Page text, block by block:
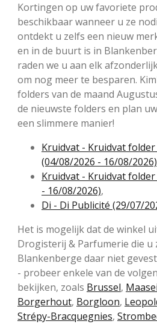
Kortingen op uw favoriete
beschikbaar wanneer u ze
ontdekt u zelfs een nieuw
en in de buurt is in
raden we u aan elk
om nog meer te besparen.
folders van de maand
de nieuwste folders en plan
een slimmere manier!
Kruidvat - Kruidvat folder
(04/08/2026 - 16/08/2026)
Kruidvat - Kruidvat
- 16/08/2026),
Di - Di Publicité (29/07/
Het is mogelijk dat de winkel
Drogisterij & Parfumerie die u
Blankenberge daar niet
- probeer enkele van de
bekijken, zoals Brussel,
Borgerhout, Borgloon,
Strépy-Bracquegnies,